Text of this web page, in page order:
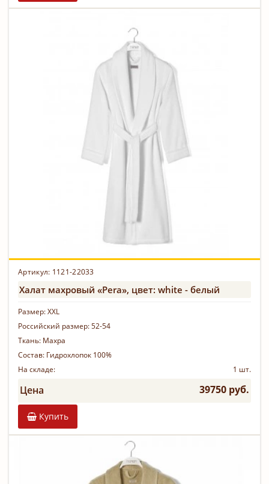
Артикул: 1121-22033
Халат махровый «Pera», цвет: white - белый
Размер:XXL
Российский размер:52-54
Ткань: Махра
Состав: Гидрохлопок 100%
На складе:
1 шт.
Цена 39750 руб.
Купить